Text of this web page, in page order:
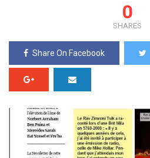
0
SHARES
Share On Facebook